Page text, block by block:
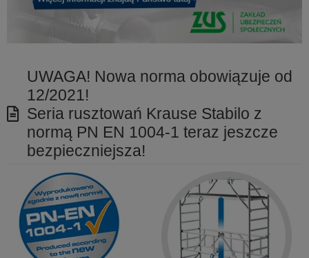
UWAGA! Nowa norma obowiązuje od
12/2021!
Seria rusztowań Krause Stabilo z
normą PN EN 1004-1 teraz jeszcze
bezpieczniejsza!